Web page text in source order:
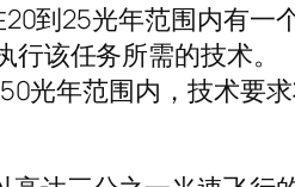
20到25光年范围内有
该任务所需的技术。
光年范围内，技术要